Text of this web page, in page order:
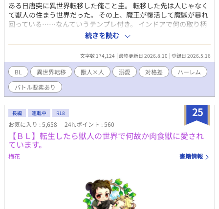
ある日唐突に異世界転移した俺こと圭。 転移した先は人じゃなく
て獣人の住まう世界だった。 その上、魔王が復活して魔獣が暴れ
回っている……なんていうテンプレ付き。 インドアで何の取り柄
もない俺に何ができると思ったが、サポートのバフ要員の神子と
呼ばれるポジションらしい。 仕事に疲れてたし、俺自身が戦わな
いなら、まぁ……とのんびり巨大猫との二人暮らしを満喫してい
たんだけど。 なんか獣人たちの様子が、いろいろとおかしくない
ですか？ 獣人は神子を好きになりやすい、ってどういうこと！？
※3章の途中でR-18が入る予定（お相手は複数います） ※「小説
家になろう」にも投稿しています
続きを読む
文字数 174,124 最終更新日 2026.8.10 登録日 2026.5.16
BL 異世界転移 獣人×人 溺愛 対格差
ハーレム
バトル要素あり
25
長編 連載中 R18
お気に入り : 5,658 24h.ポイント : 560
【ＢＬ】転生したら獣人の世界で何故か肉食獣に愛され
ています。
梅花 書籍情報